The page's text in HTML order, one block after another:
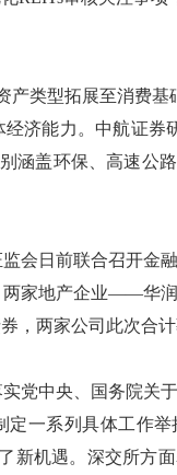
类型拓展至消费基
济能力。中航证券
涵盖环保、高速公
日前联合召开金
家地产企业——华
，两家公司此次合计
中央、国务院关于
一系列具体工作
新机遇。深交所方